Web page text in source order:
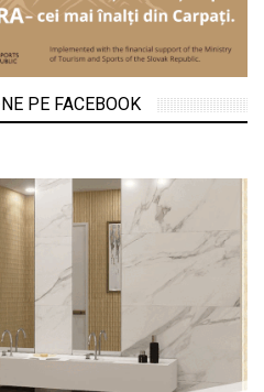
PE FACEBOOK